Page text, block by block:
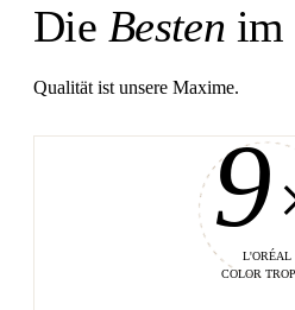
Die Besten im
Qualität ist unsere Maxime.
9
L'ORÉAL
COLOR